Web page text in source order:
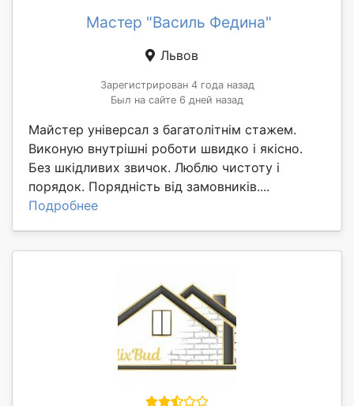
Мастер "Василь Федина"
Львов
Зарегистрирован 4 года назад
Был на сайте 6 дней назад
Майстер універсал з багатолітнім стажем.
Виконую внутрішні роботи швидко і якісно.
Без шкідливих звичок. Люблю чистоту і
порядок. Порядність від замовників....
Подробнее